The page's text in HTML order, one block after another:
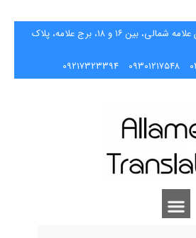
📍 تهران، سعادت‌آباد، خیابان علامه شمالی، بین ۱۶ و ۱۸، برج علامه، پلاک
۰۹۳۰۱۲۱۷۵۴۸ ۰۹۲۱۷۳۲۳۳۹۴